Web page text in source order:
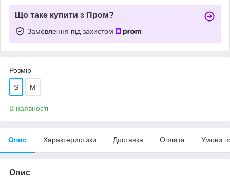
Що таке купити з Пром?
Замовлення під захистом
Розмір
S M
В наявності
Опис Характеристики Доставка Оплата Умови
Опис